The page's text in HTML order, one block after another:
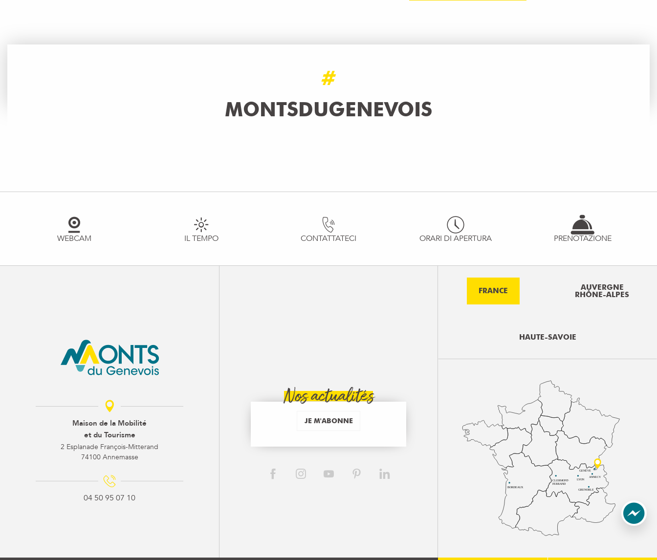
#
MONTSDUGENEVOIS
WEBCAM IL TEMPO CONTATTATECI ORARI DI APERTURA PRENOTAZIONE
Maison de la Mobilité
et du Tourisme
2 Esplanade François-Mitterand
74100 Annemasse
04 50 95 07 10
Nos actualités
JE M'ABONNE
FRANCE
AUVERGNE
RHÔNE-ALPES
HAUTE-SAVOIE
BORDEAUX
CLERMONT-
FERRAND
LYON
ANNECY
GRENOBLE
GENÈVE